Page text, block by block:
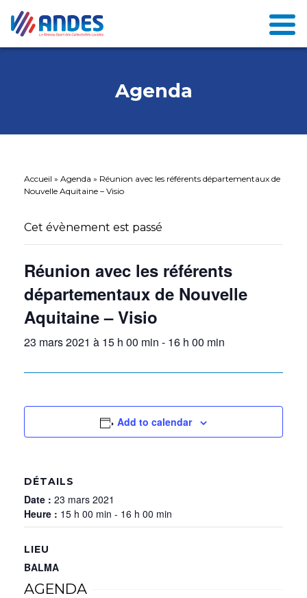
Agenda
Accueil » Agenda » Réunion avec les référents départementaux de
Nouvelle Aquitaine – Visio
Cet évènement est passé
Réunion avec les référents
départementaux de Nouvelle
Aquitaine – Visio
23 mars 2021 à 15 h 00 min - 16 h 00 min
Add to calendar
DÉTAILS
Date : 23 mars 2021
Heure : 15 h 00 min - 16 h 00 min
LIEU
BALMA
AGENDA